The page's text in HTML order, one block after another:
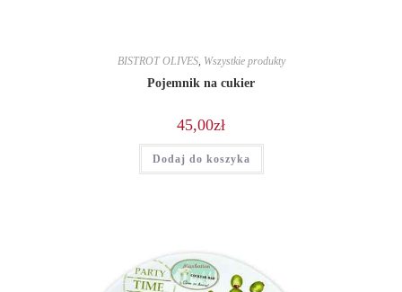
BISTROT OLIVES, Wszystkie produkty
Pojemnik na cukier
45,00zł
Dodaj do koszyka